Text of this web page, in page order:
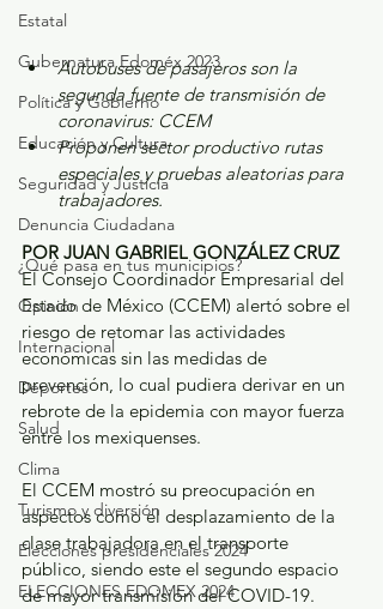
Estatal
Gubernatura Edoméx 2023
Política y Gobierno
Educación y Cultura
Seguridad y Justicia
Denuncia Ciudadana
¿Qué pasa en tus municipios?
Opinión
Internacional
Deportes
Salud
Clima
Turismo y diversión
Elecciones presidenciales 2024
ELECCIONES EDOMEX 2024
Autobuses de pasajeros son la
segunda fuente de transmisión de
coronavirus: CCEM
Proponen sector productivo rutas
especiales y pruebas aleatorias para
trabajadores.
POR JUAN GABRIEL GONZÁLEZ CRUZ
El Consejo Coordinador Empresarial del
Estado de México (CCEM) alertó sobre el
riesgo de retomar las actividades
económicas sin las medidas de
prevención, lo cual pudiera derivar en un
rebrote de la epidemia con mayor fuerza
entre los mexiquenses.
El CCEM mostró su preocupación en
aspectos como el desplazamiento de la
clase trabajadora en el transporte
público, siendo este el segundo espacio
de mayor transmisión del COVID-19.